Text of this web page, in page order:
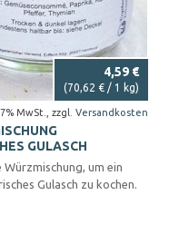
4,59 €
MwSt. zzgl. Versandkosten
(70,62 € / 1 kg)
GULASCH
um ein
Gulasch zu kochen.